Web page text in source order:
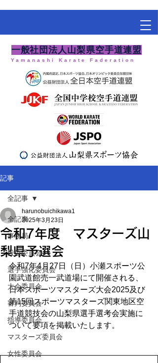
​一般社団法人山梨県空手道連盟
Yamanashi Karate Faderation
記事
全記事
事務局
段位委員会
選手強化委員会
大会委員会
審判委員会
指導委員会
マスターズ委員会
女性委員会
全記事
令和7年度 マスターズ山
梨県予選会
harunobuichikawa1
2025年3月23日
令和7年4月27日（日）小瀬スポーツ公
園武道館売一武道場にて開催される、
日本スポーツマスターズ大会2025及び
第15回スポーツマスターズ関東地区空
手道競技会の山梨県選手選考会実施に
ついて要項を掲載いたします。